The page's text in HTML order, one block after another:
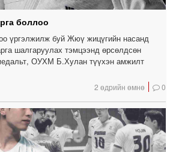
боллоо
үргэлжилж буй Жюү жицүгийн насанд
шалгаруулах тэмцээнд өрсөлдсөн
ОУХМ Б.Хулан түүхэн амжилт
2 өдрийн өмнө 0